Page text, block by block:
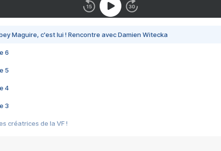
Maguire, c'est lui ! Rencontre avec Damien Witecka
6
5
4
3
créatrices de la VF !